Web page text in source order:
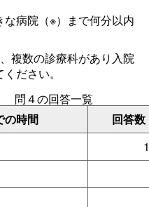
病院（※）まで何分以内
複数の診療科があり入院
ださい。
の時間 回答数
問４の回答一覧